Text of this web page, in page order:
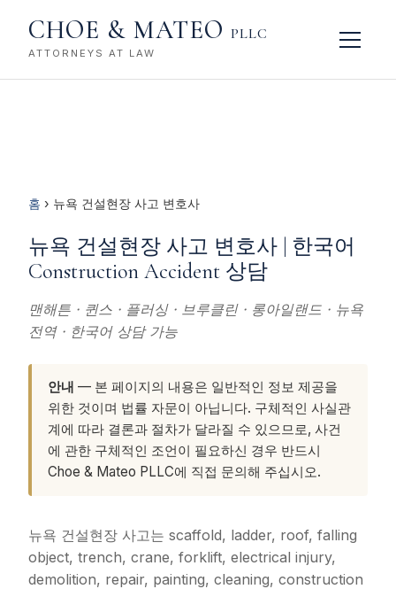
CHOE & MATEO PLLC
ATTORNEYS AT LAW
홈 › 뉴욕 건설현장 사고 변호사
뉴욕 건설현장 사고 변호사 | 한국어
Construction Accident 상담
맨해튼 · 퀸스 · 플러싱 · 브루클린 · 롱아일랜드 · 뉴욕
전역 · 한국어 상담 가능
안내 — 본 페이지의 내용은 일반적인 정보 제공을
위한 것이며 법률 자문이 아닙니다. 구체적인 사실관
계에 따라 결론과 절차가 달라질 수 있으므로, 사건
에 관한 구체적인 조언이 필요하신 경우 반드시
Choe & Mateo PLLC에 직접 문의해 주십시오.
뉴욕 건설현장 사고는 scaffold, ladder, roof, falling
object, trench, crane, forklift, electrical injury,
demolition, repair, painting, cleaning, construction